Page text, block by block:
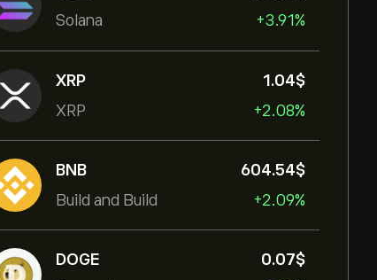
Solana
+3.91%
XRP
XRP
1.04‎$‎
+2.08%
BNB
Build and Build
604.54‎$‎
+2.09%
DOGE
0.07‎$‎